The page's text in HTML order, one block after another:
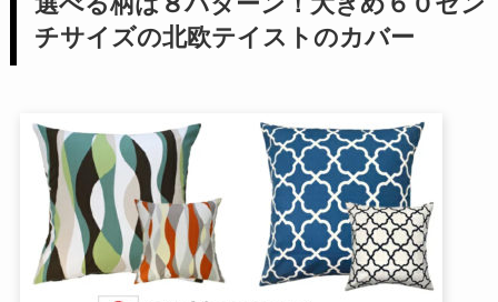
チサイズの北欧テイストのカバー